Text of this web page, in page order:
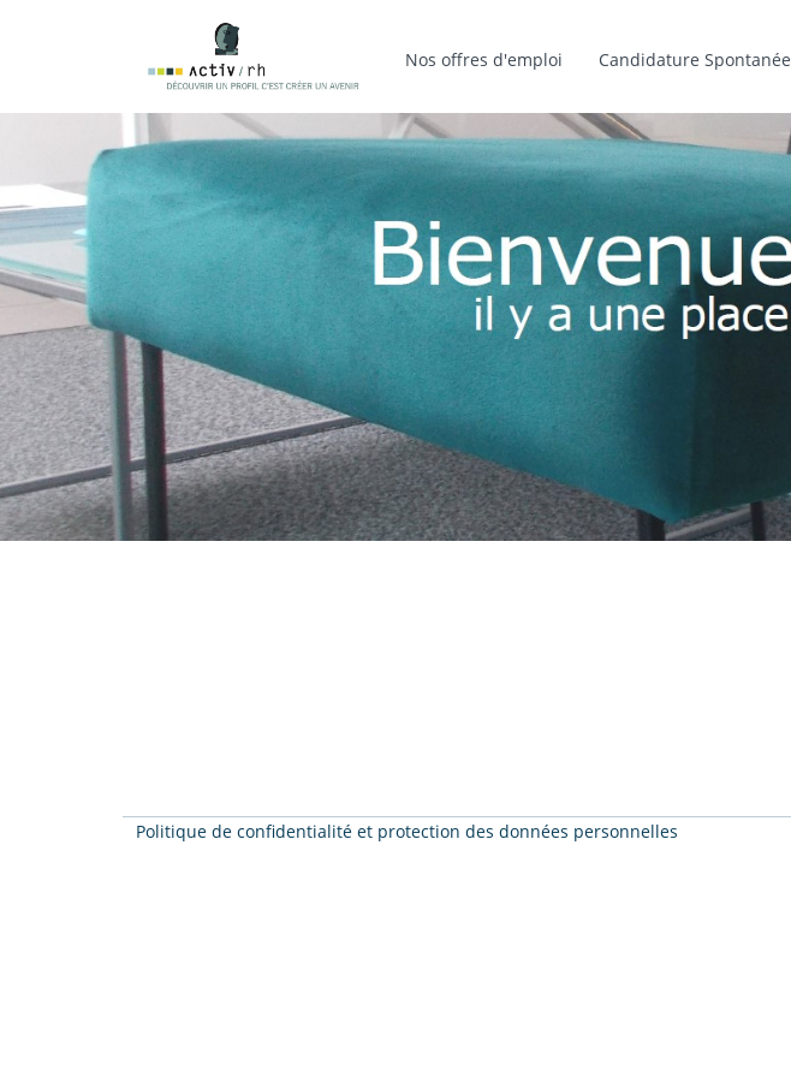
Nos offres d'emploi Candidature Spontanée
Politique de confidentialité et protection des données personnelles